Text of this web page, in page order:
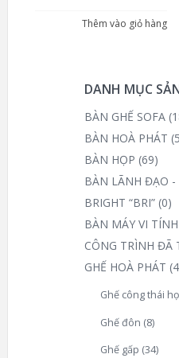
Thêm vào giỏ hàng
DANH MỤC
BÀN GHẾ SOFA
BÀN HOÀ PHÁT
BÀN HỌP (69)
BÀN LÃNH ĐẠO -
BRIGHT “BRI” (0)
BÀN MÁY VI TÍNH
CÔNG TRÌNH ĐÃ
GHẾ HOÀ PHÁT
Ghế công thái
Ghế đôn (8)
Ghế gấp (34)